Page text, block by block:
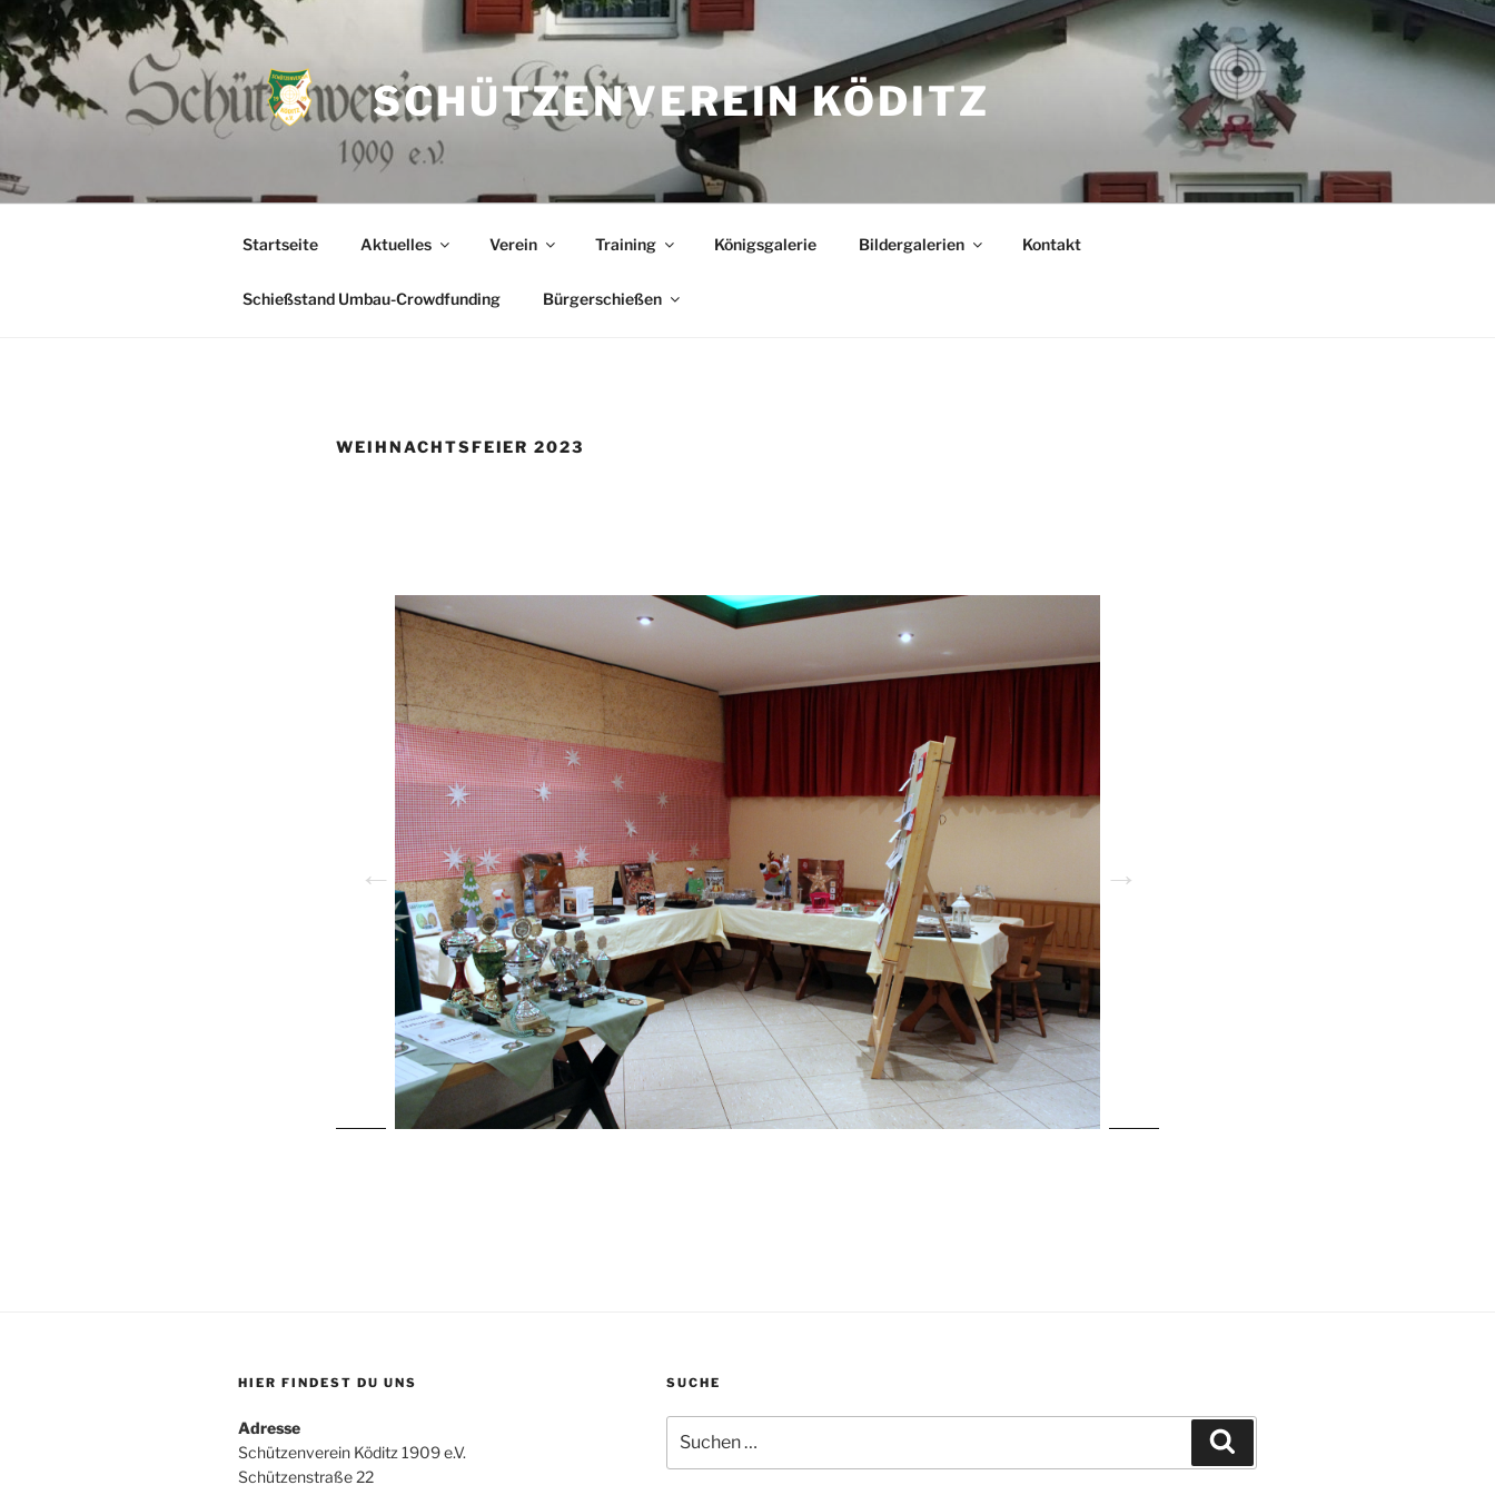
Zum
Inhalt
springen
SCHÜTZENVEREIN KÖDITZ
Startseite Aktuelles Verein Training Königsgalerie Bildergalerien Kontakt
Schießstand Umbau-Crowdfunding Bürgerschießen
WEIHNACHTSFEIER 2023
HIER FINDEST DU UNS
Adresse
Schützenverein Köditz 1909 e.V.
Schützenstraße 22
SUCHE
nach: